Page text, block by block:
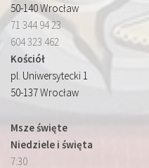
50-140 Wrocław
71 344 94 23
604 323 462
Kościół
pl. Uniwersytecki 1
50-137 Wrocław
Msze święte
Niedziele i święta
7:30